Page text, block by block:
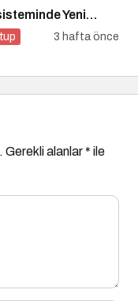
Yeni
Başlıyor: Bayim
3 hafta önce
Gerekli alanlar* ile